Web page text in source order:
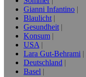
Gianni Infantino
Blaulicht
Gesundheit
Konsum
USA
Lara Gut-Behrami
Deutschland
Basel